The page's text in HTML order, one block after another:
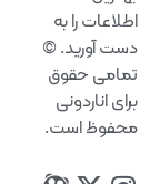
را به
آورید. ©
حقوق
اناردونی
است.